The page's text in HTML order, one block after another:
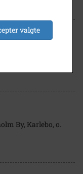
Brønsholm By,
By, Karlebo, o.
valgte